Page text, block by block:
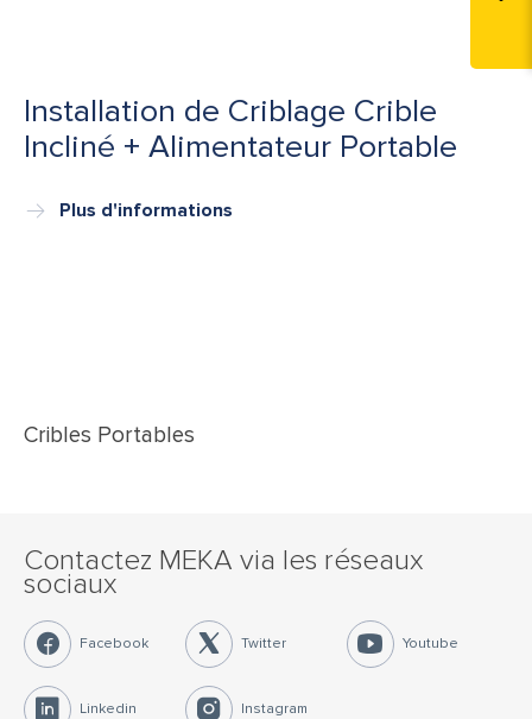
Installation de Criblage Crible
Incliné + Alimentateur Portable
Plus d'informations
Cribles Portables
Contactez MEKA via les réseaux
sociaux
Facebook Twitter Youtube
Linkedin Instagram